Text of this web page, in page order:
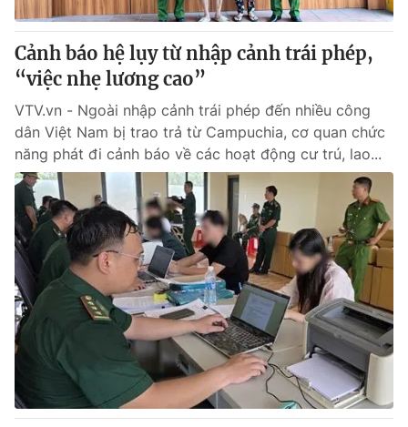
Cảnh báo hệ lụy từ nhập cảnh trái phép,
“việc nhẹ lương cao”
VTV.vn - Ngoài nhập cảnh trái phép đến nhiều công
dân Việt Nam bị trao trả từ Campuchia, cơ quan chức
năng phát đi cảnh báo về các hoạt động cư trú, lao...